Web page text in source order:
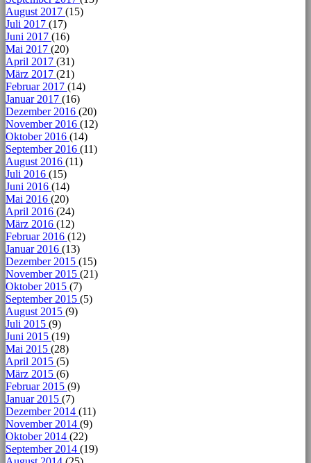
August 2017 (15)
Juli 2017 (17)
Juni 2017 (16)
Mai 2017 (20)
April 2017 (31)
März 2017 (21)
Februar 2017 (14)
Januar 2017 (16)
Dezember 2016 (20)
November 2016 (12)
Oktober 2016 (14)
September 2016 (11)
August 2016 (11)
Juli 2016 (15)
Juni 2016 (14)
Mai 2016 (20)
April 2016 (24)
März 2016 (12)
Februar 2016 (12)
Januar 2016 (13)
Dezember 2015 (15)
November 2015 (21)
Oktober 2015 (7)
September 2015 (5)
August 2015 (9)
Juli 2015 (9)
Juni 2015 (19)
Mai 2015 (28)
April 2015 (5)
März 2015 (6)
Februar 2015 (9)
Januar 2015 (7)
Dezember 2014 (11)
November 2014 (9)
Oktober 2014 (22)
September 2014 (19)